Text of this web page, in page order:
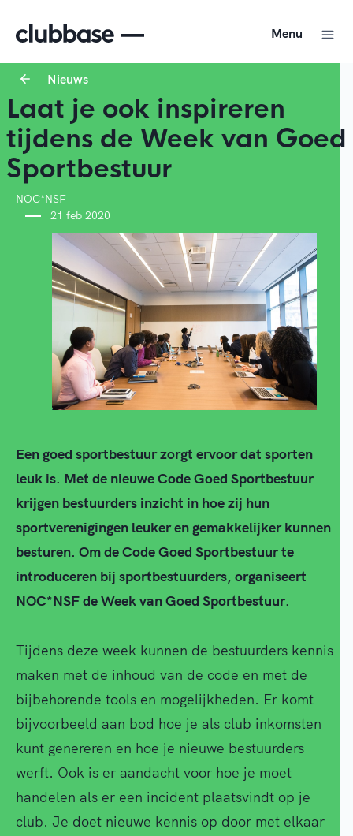
Menu
Nieuws
Laat je ook inspireren
tijdens de Week van Goed
Sportbestuur
NOC*NSF
21 feb 2020
Een goed sportbestuur zorgt ervoor dat sporten
leuk is. Met de nieuwe Code Goed Sportbestuur
krijgen bestuurders inzicht in hoe zij hun
sportverenigingen leuker en gemakkelijker kunnen
besturen. Om de Code Goed Sportbestuur te
introduceren bij sportbestuurders, organiseert
NOC*NSF de Week van Goed Sportbestuur.
Tijdens deze week kunnen de bestuurders kennis
maken met de inhoud van de code en met de
bijbehorende tools en mogelijkheden. Er komt
bijvoorbeeld aan bod hoe je als club inkomsten
kunt genereren en hoe je nieuwe bestuurders
werft. Ook is er aandacht voor hoe je moet
handelen als er een incident plaatsvindt op je
club. Je doet nieuwe kennis op door met elkaar